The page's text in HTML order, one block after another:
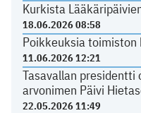
Kurkista
18.06.2026 08:58
Poikkeuksia toimiston
11.06.2026 12:21
Tasavallan
arvonimen Päivi
22.05.2026 11:49